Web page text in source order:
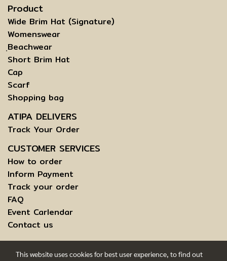
Product
Wide Brim Hat (Signature)
Womenswear
ฺBeachwear
Short Brim Hat
Cap
Scarf
Shopping bag
ATIPA DELIVERS
Track Your Order
CUSTOMER SERVICES
How to order
Inform Payment
Track your order
FAQ
Event Carlendar
Contact us
This website uses cookies for best user experience, to find out